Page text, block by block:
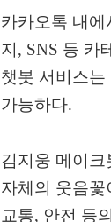
카카오톡 내에
지, SNS 등 카
챗봇 서비스는
가능하다.
김지웅 메이크
자체의 웃음꽃
교통, 안전 등